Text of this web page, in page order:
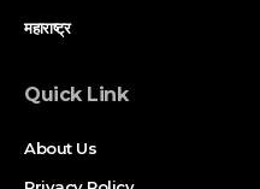
महाराष्ट्र
Quick Link
About Us